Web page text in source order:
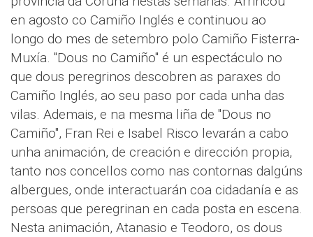
en agosto co Camiño Inglés e continuou ao
longo do mes de setembro polo Camiño Fisterra-
Muxía. "Dous no Camiño" é un espectáculo no
que dous peregrinos descobren as paraxes do
Camiño Inglés, ao seu paso por cada unha das
vilas. Ademais, e na mesma liña de "Dous no
Camiño", Fran Rei e Isabel Risco levarán a cabo
unha animación, de creación e dirección propia,
tanto nos concellos como nas contornas dalgúns
albergues, onde interactuarán coa cidadanía e as
persoas que peregrinan en cada posta en escena.
Nesta animación, Atanasio e Teodoro, os dous